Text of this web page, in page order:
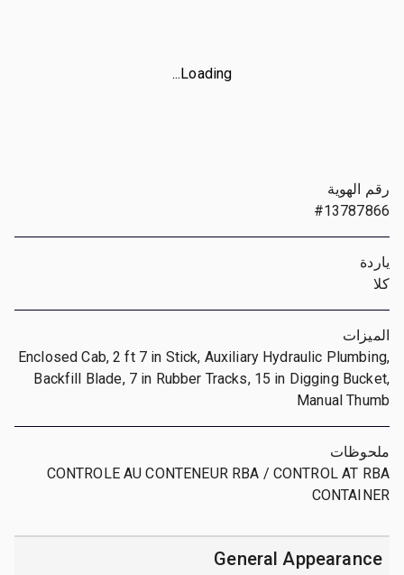
Loading...
رقم الهوية
#13787866
ياردة
كلا
الميزات
Enclosed Cab, 2 ft 7 in Stick, Auxiliary Hydraulic Plumbing,
Backfill Blade, 7 in Rubber Tracks, 15 in Digging Bucket,
Manual Thumb
ملحوظات
CONTROLE AU CONTENEUR RBA / CONTROL AT RBA
CONTAINER
General Appearance